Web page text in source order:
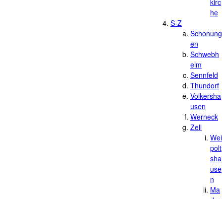
kirc
he
S-Z
Schonung
en
Schwebh
eim
Sennfeld
Thundorf
Volkersha
usen
Werneck
Zell
Wei
polt
sha
use
n
Ma